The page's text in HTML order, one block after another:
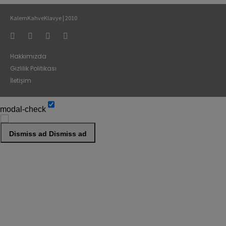
KalemKahveKlavye | 2010
Hakkımızda
Gizlilik Politikası
İletişim
modal-check
Dismiss ad Dismiss ad